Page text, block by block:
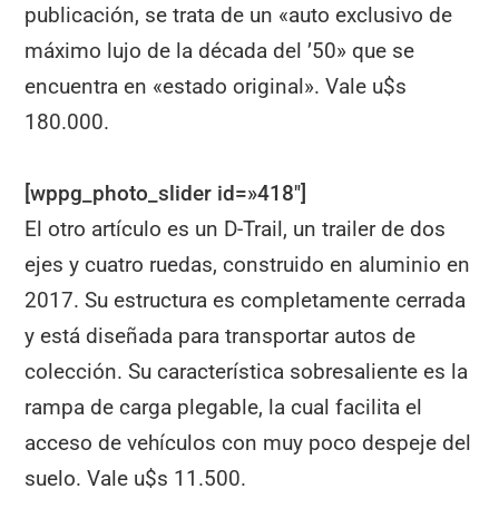
publicación, se trata de un «auto exclusivo de
máximo lujo de la década del ’50» que se
encuentra en «estado original». Vale u$s
180.000.
[wppg_photo_slider id=»418″]
El otro artículo es un D-Trail, un trailer de dos
ejes y cuatro ruedas, construido en aluminio en
2017. Su estructura es completamente cerrada
y está diseñada para transportar autos de
colección. Su característica sobresaliente es la
rampa de carga plegable, la cual facilita el
acceso de vehículos con muy poco despeje del
suelo. Vale u$s 11.500.